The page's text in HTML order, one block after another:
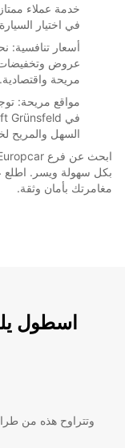
خدمة عملاء
في اختيار
أسعار تنافسية:
عروض وتخفيضات
مريحة واقتصادية.
السهل والمريح
بكل سهولة ويسر. اطلع
مغامرتك بأمان وثقة.
اسطول
وتتراوح هذه من